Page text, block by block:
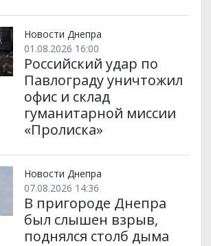
Новости Днепра
01.08.2026 16:00
Российский удар по
Павлограду уничтожил
офис и склад
гуманитарной миссии
«Пролиска»
Новости Днепра
07.08.2026 14:36
В пригороде Днепра
был слышен взрыв,
поднялся столб дыма